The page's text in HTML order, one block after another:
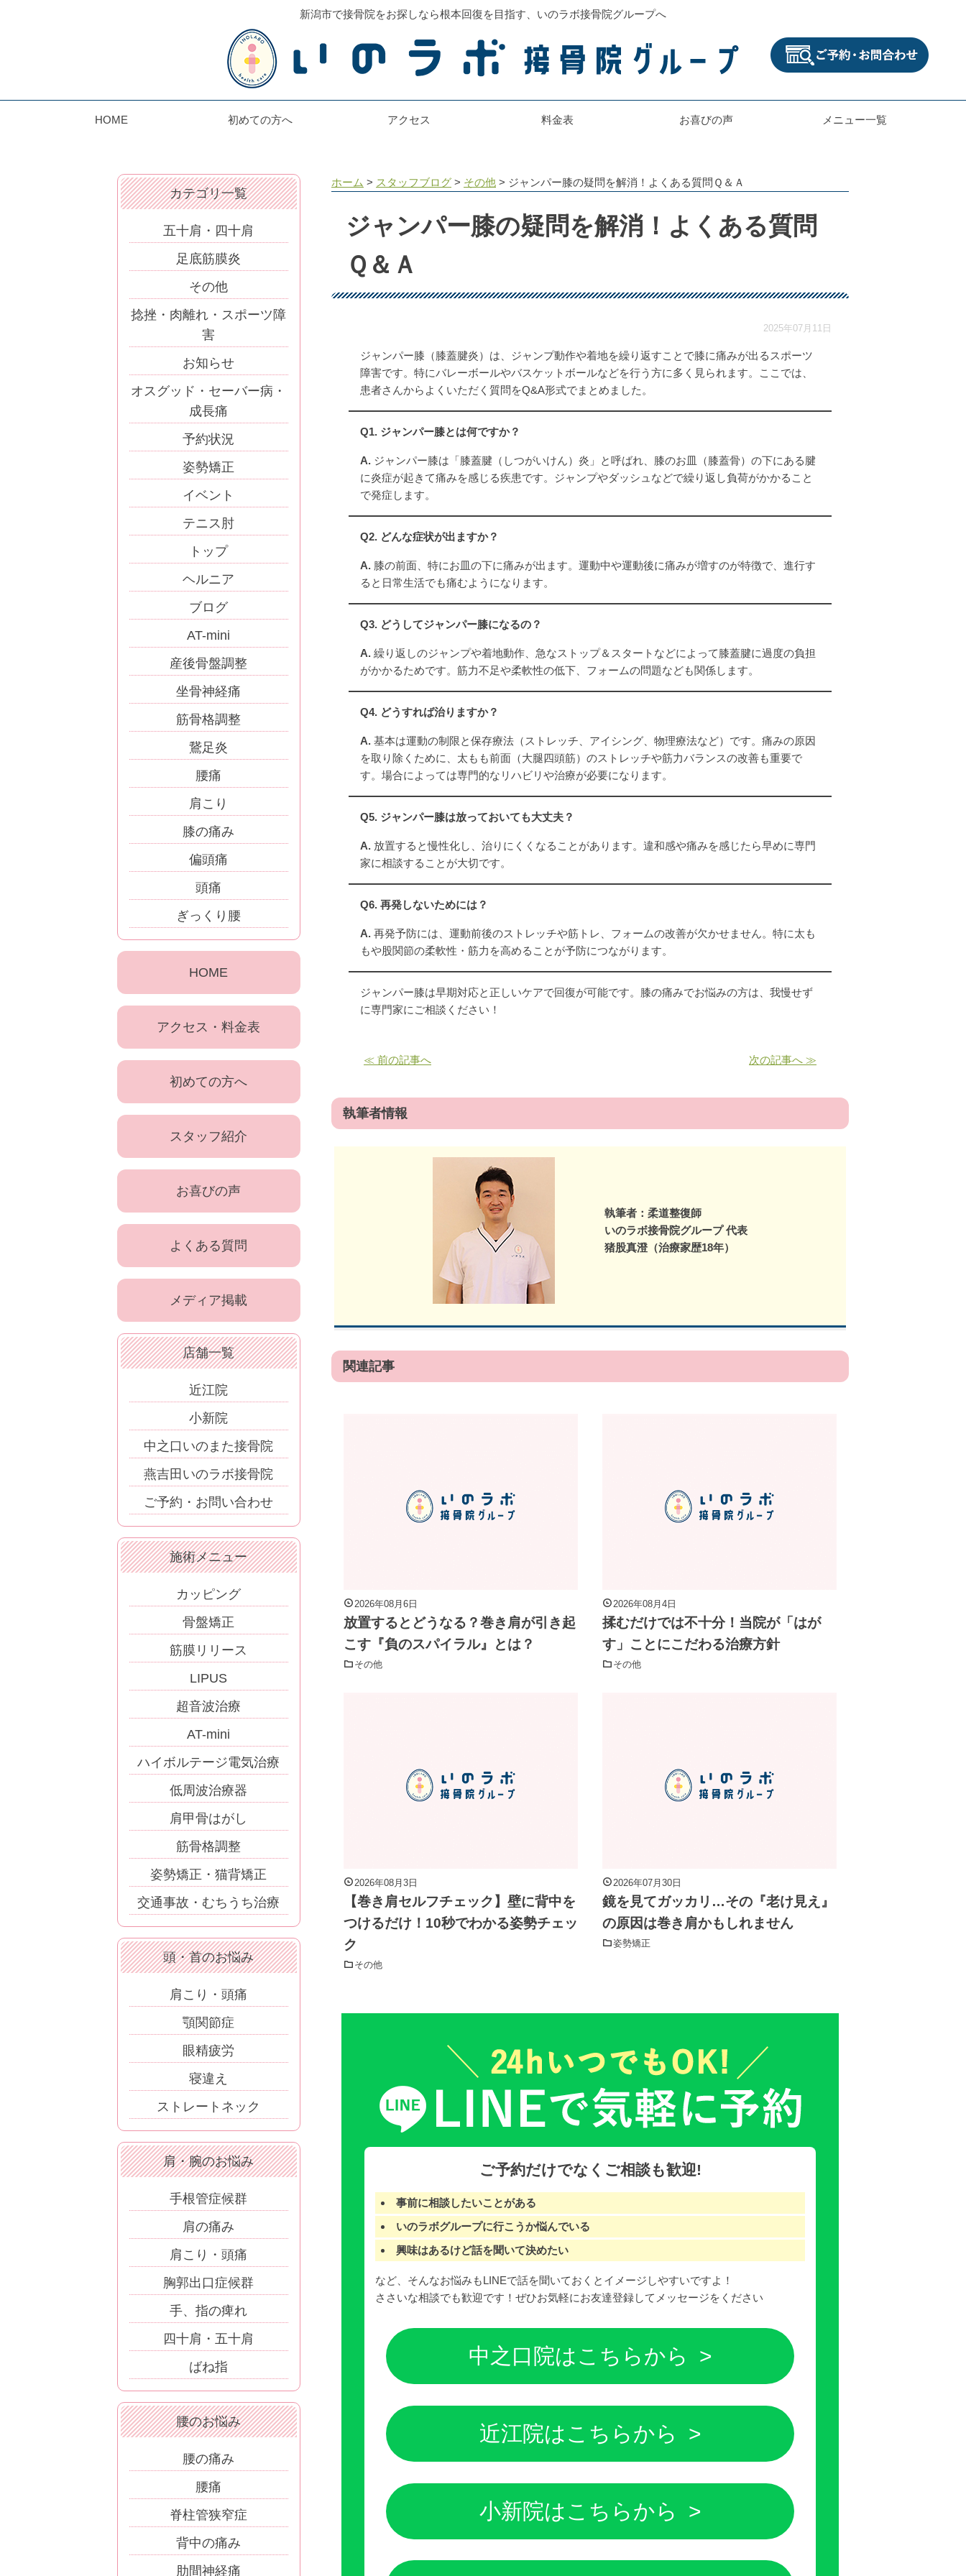
新潟市で接骨院をお探しなら根本回復を目指す、いのラボ接骨院グループへ
HOME 初めての方へ アクセス 料金表 お喜びの声 メニュー一覧
ホーム > スタッフブログ > その他 > ジャンパー膝の疑問を解消！よくある質問Ｑ＆Ａ
ジャンパー膝の疑問を解消！よくある質問
Ｑ＆Ａ
2025年07月11日
ジャンパー膝（膝蓋腱炎）は、ジャンプ動作や着地を繰り返すことで膝に痛みが出るスポーツ
障害です。特にバレーボールやバスケットボールなどを行う方に多く見られます。ここでは、
患者さんからよくいただく質問をQ&A形式でまとめました。
Q1. ジャンパー膝とは何ですか？
A. ジャンパー膝は「膝蓋腱（しつがいけん）炎」と呼ばれ、膝のお皿（膝蓋骨）の下にある腱
に炎症が起きて痛みを感じる疾患です。ジャンプやダッシュなどで繰り返し負荷がかかること
で発症します。
Q2. どんな症状が出ますか？
A. 膝の前面、特にお皿の下に痛みが出ます。運動中や運動後に痛みが増すのが特徴で、進行す
ると日常生活でも痛むようになります。
Q3. どうしてジャンパー膝になるの？
A. 繰り返しのジャンプや着地動作、急なストップ＆スタートなどによって膝蓋腱に過度の負担
がかかるためです。筋力不足や柔軟性の低下、フォームの問題なども関係します。
Q4. どうすれば治りますか？
A. 基本は運動の制限と保存療法（ストレッチ、アイシング、物理療法など）です。痛みの原因
を取り除くために、太もも前面（大腿四頭筋）のストレッチや筋力バランスの改善も重要で
す。場合によっては専門的なリハビリや治療が必要になります。
Q5. ジャンパー膝は放っておいても大丈夫？
A. 放置すると慢性化し、治りにくくなることがあります。違和感や痛みを感じたら早めに専門
家に相談することが大切です。
Q6. 再発しないためには？
A. 再発予防には、運動前後のストレッチや筋トレ、フォームの改善が欠かせません。特に太も
もや股関節の柔軟性・筋力を高めることが予防につながります。
ジャンパー膝は早期対応と正しいケアで回復が可能です。膝の痛みでお悩みの方は、我慢せず
に専門家にご相談ください！
≪ 前の記事へ 次の記事へ ≫
執筆者情報
執筆者：柔道整復師
いのラボ接骨院グループ 代表
猪股真澄（治療家歴18年）
関連記事
2026年08月6日
放置するとどうなる？巻き肩が引き起
こす『負のスパイラル』とは？
その他
2026年08月4日
揉むだけでは不十分！当院が「はが
す」ことにこだわる治療方針
その他
2026年08月3日
【巻き肩セルフチェック】壁に背中を
つけるだけ！10秒でわかる姿勢チェッ
ク
その他
2026年07月30日
鏡を見てガッカリ…その『老け見え』
の原因は巻き肩かもしれません
姿勢矯正
ご予約だけでなくご相談も歓迎!
事前に相談したいことがある
いのラボグループに行こうか悩んでいる
興味はあるけど話を聞いて決めたい
など、そんなお悩みもLINEで話を聞いておくとイメージしやすいですよ！
ささいな相談でも歓迎です！ぜひお気軽にお友達登録してメッセージをください
中之口院はこちらから
近江院はこちらから
小新院はこちらから
カテゴリ一覧
五十肩・四十肩
足底筋膜炎
その他
捻挫・肉離れ・スポーツ障
害
お知らせ
オスグッド・セーバー病・
成長痛
予約状況
姿勢矯正
イベント
テニス肘
トップ
ヘルニア
ブログ
AT-mini
産後骨盤調整
坐骨神経痛
筋骨格調整
鵞足炎
腰痛
肩こり
膝の痛み
偏頭痛
頭痛
ぎっくり腰
HOME
アクセス・料金表
初めての方へ
スタッフ紹介
お喜びの声
よくある質問
メディア掲載
店舗一覧
近江院
小新院
中之口いのまた接骨院
燕吉田いのラボ接骨院
ご予約・お問い合わせ
施術メニュー
カッピング
骨盤矯正
筋膜リリース
LIPUS
超音波治療
AT-mini
ハイボルテージ電気治療
低周波治療器
肩甲骨はがし
筋骨格調整
姿勢矯正・猫背矯正
交通事故・むちうち治療
頭・首のお悩み
肩こり・頭痛
顎関節症
眼精疲労
寝違え
ストレートネック
肩・腕のお悩み
手根管症候群
肩の痛み
肩こり・頭痛
胸郭出口症候群
手、指の痺れ
四十肩・五十肩
ばね指
腰のお悩み
腰の痛み
腰痛
脊柱管狭窄症
背中の痛み
肋間神経痛